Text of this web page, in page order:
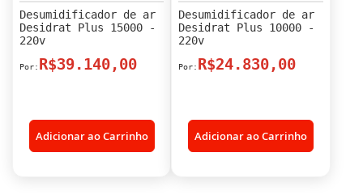
Desumidificador de ar
Desidrat Plus 15000 -
220v
R$39.140,00
Adicionar ao Carrinho
Desumidificador de ar
Desidrat Plus 10000 -
220v
R$24.830,00
Adicionar ao Carrinho